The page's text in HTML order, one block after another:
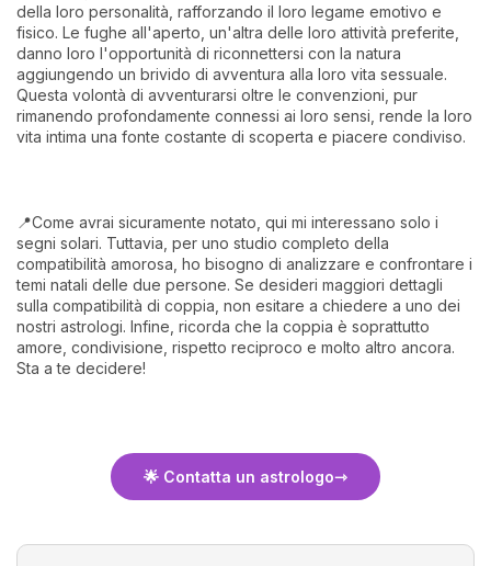
della loro personalità, rafforzando il loro legame emotivo e
fisico. Le fughe all'aperto, un'altra delle loro attività preferite,
danno loro l'opportunità di riconnettersi con la natura
aggiungendo un brivido di avventura alla loro vita sessuale.
Questa volontà di avventurarsi oltre le convenzioni, pur
rimanendo profondamente connessi ai loro sensi, rende la loro
vita intima una fonte costante di scoperta e piacere condiviso.
📍Come avrai sicuramente notato, qui mi interessano solo i
segni solari. Tuttavia, per uno studio completo della
compatibilità amorosa, ho bisogno di analizzare e confrontare i
temi natali delle due persone. Se desideri maggiori dettagli
sulla compatibilità di coppia, non esitare a chiedere a uno dei
nostri astrologi. Infine, ricorda che la coppia è soprattutto
amore, condivisione, rispetto reciproco e molto altro ancora.
Sta a te decidere!
🌟 Contatta un astrologo